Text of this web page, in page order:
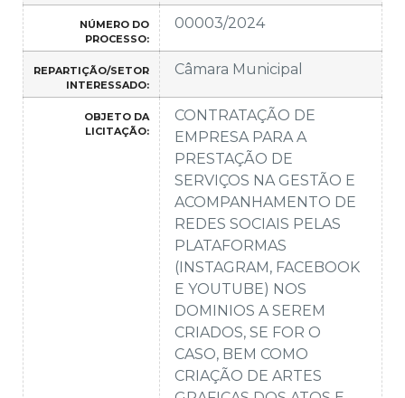
NÚMERO DO
PROCESSO:
00003/2024
REPARTIÇÃO/SETOR
INTERESSADO:
Câmara Municipal
OBJETO DA
LICITAÇÃO:
CONTRATAÇÃO DE
EMPRESA PARA A
PRESTAÇÃO DE
SERVIÇOS NA GESTÃO E
ACOMPANHAMENTO DE
REDES SOCIAIS PELAS
PLATAFORMAS
(INSTAGRAM, FACEBOOK
E YOUTUBE) NOS
DOMINIOS A SEREM
CRIADOS, SE FOR O
CASO, BEM COMO
CRIAÇÃO DE ARTES